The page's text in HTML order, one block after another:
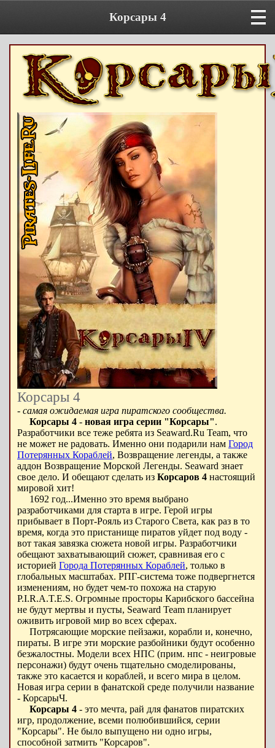
Корсары 4
Корсары 4
- самая ожидаемая игра пиратского сообщества.
Корсары 4 - новая игра серии "Корсары".
Разработчики все теже ребята из Seaward.Ru Team, что
не может не радовать. Именно они подарили нам Город
Потерянных Кораблей, Возвращение легенды, а также
аддон Возвращение Морской Легенды. Seaward знает
свое дело. И обещают сделать из Корсаров 4 настоящий
мировой хит!
1692 год...Именно это время выбрано
разработчиками для старта в игре. Герой игры
прибывает в Порт-Рояль из Старого Света, как раз в то
время, когда это пристанище пиратов уйдет под воду -
вот такая завязка сюжета новой игры. Разработчики
обещают захватывающий сюжет, сравнивая его с
историей Города Потерянных Кораблей, только в
глобальных масштабах. РПГ-система тоже подвергнется
изменениям, но будет чем-то похожа на старую
P.I.R.A.T.E.S. Огромные просторы Карибского бассейна
не будут мертвы и пусты, Seaward Team планирует
оживить игровой мир во всех сферах.
Потрясающие морские пейзажи, корабли и, конечно,
пираты. В игре эти морские разбойники будут особенно
безжалостны. Модели всех НПС (прим. нпс - неигровые
персонажи) будут очень тщательно смоделированы,
также это касается и кораблей, и всего мира в целом.
Новая игра серии в фанатской среде получили название
- КорсарыЧ.
Корсары 4 - это мечта, рай для фанатов пиратских
игр, продолжение, всеми полюбившийся, серии
"Корсары". Не было выпущено ни одно игры,
способной затмить "Корсаров".